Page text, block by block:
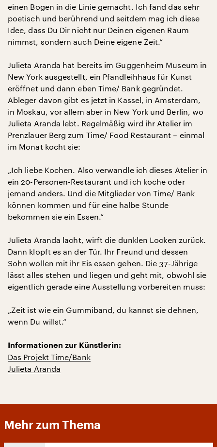
einen Bogen in die Linie gemacht. Ich fand das sehr
poetisch und berührend und seitdem mag ich diese
Idee, dass Du Dir nicht nur Deinen eigenen Raum
nimmst, sondern auch Deine eigene Zeit.“
Julieta Aranda hat bereits im Guggenheim Museum in
New York ausgestellt, ein Pfandleihhaus für Kunst
eröffnet und dann eben Time/ Bank gegründet.
Ableger davon gibt es jetzt in Kassel, in Amsterdam,
in Moskau, vor allem aber in New York und Berlin, wo
Julieta Aranda lebt. Regelmäßig wird ihr Atelier im
Prenzlauer Berg zum Time/ Food Restaurant – einmal
im Monat kocht sie:
„Ich liebe Kochen. Also verwandle ich dieses Atelier in
ein 20-Personen-Restaurant und ich koche oder
jemand anders. Und die Mitglieder von Time/ Bank
können kommen und für eine halbe Stunde
bekommen sie ein Essen.“
Julieta Aranda lacht, wirft die dunklen Locken zurück.
Dann klopft es an der Tür. Ihr Freund und dessen
Sohn wollen mit ihr Eis essen gehen. Die 37-Jährige
lässt alles stehen und liegen und geht mit, obwohl sie
eigentlich gerade eine Ausstellung vorbereiten muss:
„Zeit ist wie ein Gummiband, du kannst sie dehnen,
wenn Du willst.“
Informationen zur Künstlerin:
Das Projekt Time/Bank
Julieta Aranda
Mehr zum Thema